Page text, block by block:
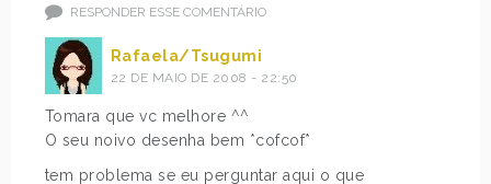
RESPONDER ESSE COMENTÁRIO
Rafaela/Tsugumi
22 DE MAIO DE 2008 - 22:50
Tomara que vc melhore ^^
O seu noivo desenha bem *cofcof*
tem problema se eu perguntar aqui o que